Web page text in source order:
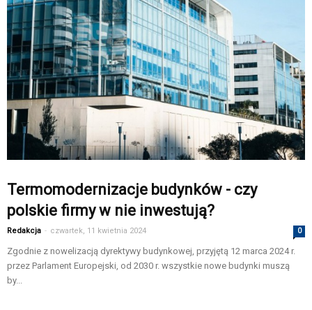
Termomodernizacje budynków - czy
polskie firmy w nie inwestują?
Redakcja - czwartek, 11 kwietnia 2024 0
Zgodnie z nowelizacją dyrektywy budynkowej, przyjętą 12 marca 2024 r.
przez Parlament Europejski, od 2030 r. wszystkie nowe budynki muszą
by...